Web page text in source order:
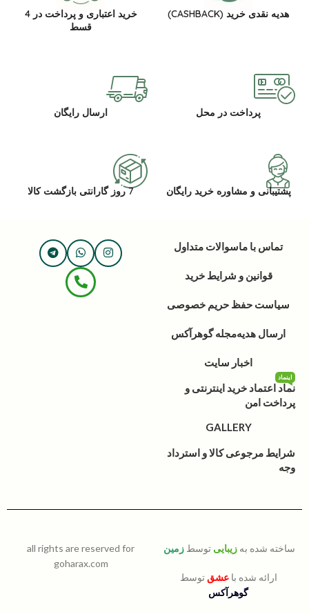
هدیه نقدی خرید (CASHBACK)
خرید اعتباری و پرداخت در 4
قسط
پرداخت در محل ارسال رایگان
پشتیبانی و مشاوره خرید رایگان 7 روز گارانتی بازگشت کالا
تماس با ماسوالات متداول
قوانین و شرایط خرید
سیاست حفظ حریم خصوصی
ارسال هدیهمجله گوهرآکس
اخبار سایت
نماد اعتماد خرید اینترنتی و
پرداخت امن
اینماد
GALLERY
شرایط مرجوعی کالا و استرداد
وجه
ساخته شده به زیبایی توسط زمین
ارائه شده باعشق توسط
گوهرآکس
all rights are reserved for
goharax.com